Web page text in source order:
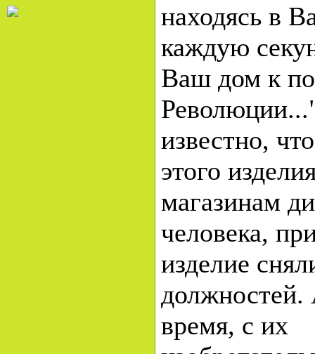
находясь в
каждую
Ваш дом к
известно,
этого
магазинам
человека,
изделие
время, с их